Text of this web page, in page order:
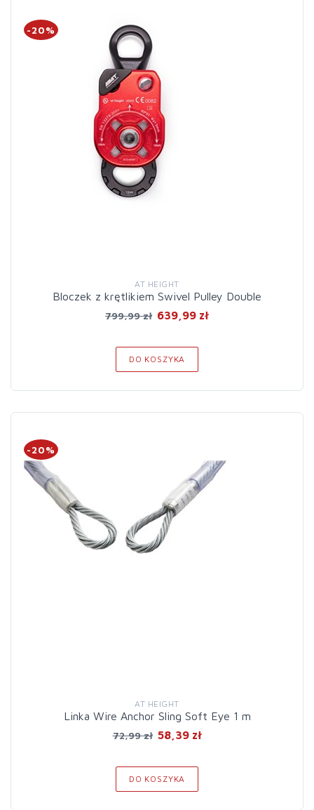
-20%
AT HEIGHT
Bloczek z krętlikiem Swivel Pulley Double
799,99 zł 639,99 zł
DO KOSZYKA
-20%
AT HEIGHT
Linka Wire Anchor Sling Soft Eye 1 m
72,99 zł 58,39 zł
DO KOSZYKA